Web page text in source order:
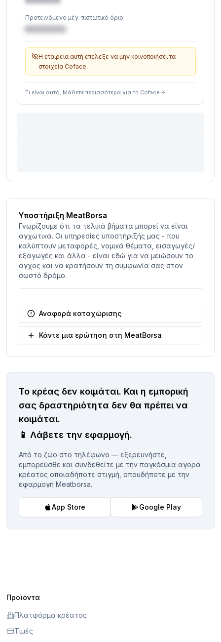
Προτεινόμενο μέγ. πιστωτικό όριο
€XXXXXX
Η εταιρεία αυτή επέλεξε να μην κοινοποιήσει τα
στοιχεία Coface.
Τι είναι αυτό; Μάθετε περισσότερα για τη Coface
Υποστήριξη MeatBorsa
Γνωρίζουμε ότι τα τελικά βήματα μπορεί να είναι
αγχωτικά. Οι υπηρεσίες υποστήριξής μας - που
καλύπτουν μεταφορές, νομικά θέματα, εισαγωγές/
εξαγωγές και άλλα - είναι εδώ για να μειώσουν το
άγχος και να κρατήσουν τη συμφωνία σας στον
σωστό δρόμο.
Αναφορά καταχώρισης
Κάντε μια ερώτηση στη MeatBorsa
Το κρέας δεν κοιμάται. Και η εμπορική
σας δραστηριότητα δεν θα πρέπει να
κοιμάται.
📱 Λάβετε την εφαρμογή.
Από το ζώο στο τηλέφωνο — εξερευνήστε,
εμπορεύσθε και συνδεθείτε με την παγκόσμια αγορά
κρέατος οποιαδήποτε στιγμή, οπουδήποτε με την
εφαρμογή Meatborsa.
App Store Google Play
Προϊόντα
Πλατφόρμα κρέατος
Τιμές